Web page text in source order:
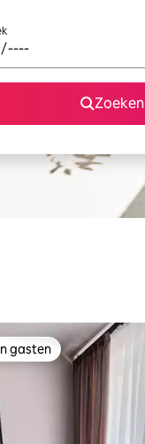
Zoeken
gasten
gasten